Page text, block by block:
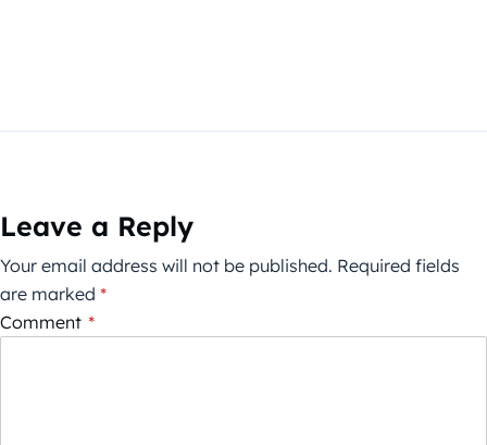
Leave a Reply
Your email address will not be published. Required fields
are marked *
Comment *